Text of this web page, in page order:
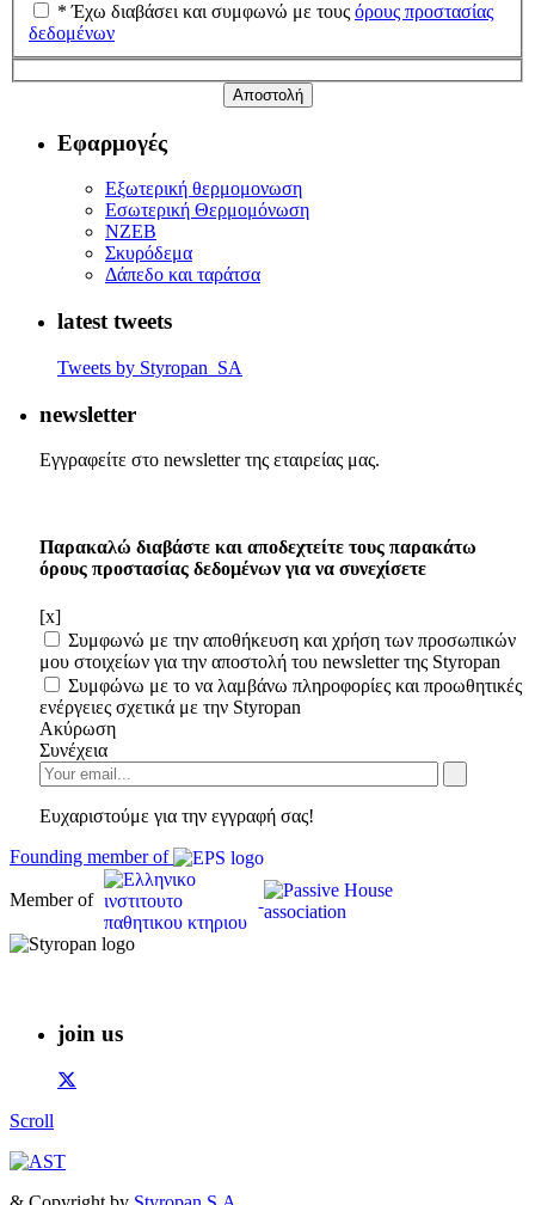
* Έχω διαβάσει και συμφωνώ με τους όρους προστασίας
δεδομένων
Εφαρμογές
Eξωτερική θερμομονωση
Εσωτερική Θερμομόνωση
ΝΖΕΒ
Σκυρόδεμα
Δάπεδο και ταράτσα
latest tweets
Tweets by Styropan_SA
newsletter
Εγγραφείτε στο newsletter της εταιρείας μας.
Παρακαλώ διαβάστε και αποδεχτείτε τους παρακάτω
όρους προστασίας δεδομένων για να συνεχίσετε
[x]
Συμφωνώ με την αποθήκευση και χρήση των προσωπικών
μου στοιχείων για την αποστολή του newsletter της Styropan
Συμφώνω με το να λαμβάνω πληροφορίες και προωθητικές
ενέργειες σχετικά με την Styropan
Ακύρωση
Συνέχεια
Ευχαριστούμε για την εγγραφή σας!
Founding member of
Member of
join us
Scroll